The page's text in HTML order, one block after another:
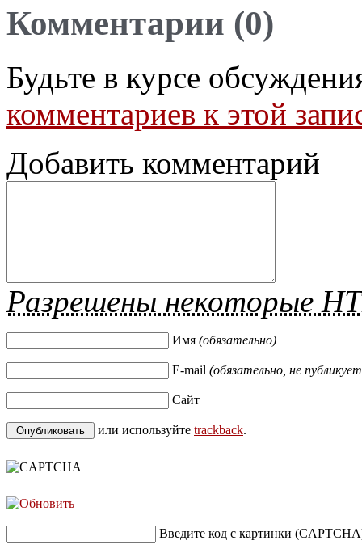
Комментарии (0)
Будьте в курсе
комментариев к этой
Добавить комментарий
Разрешены некоторые
Имя (обязательно)
E-mail (обязательно, не
Сайт
или используйте trackback.
Введите код с картинки